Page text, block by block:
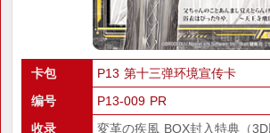
卡包
P13 第十三弹环境宣传卡
编号
P13-009 PR
收录
変革の疾風 BOX封入特典（3D